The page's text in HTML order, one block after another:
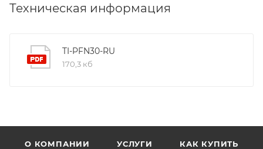
Техническая информация
TI-PFN30-RU
170,3 кб
О КОМПАНИИ УСЛУГИ КАК КУПИТЬ